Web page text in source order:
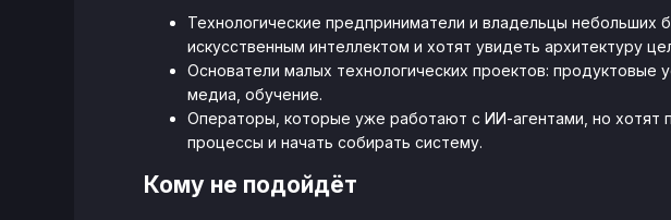
Технологические предприниматели и владельцы небольших
искусственным интеллектом и хотят увидеть архитектуру
Основатели малых технологических проектов: продуктовые
медиа, обучение.
Операторы, которые уже работают с ИИ-агентами, но хотят
процессы и начать собирать систему.
Кому не подойдёт